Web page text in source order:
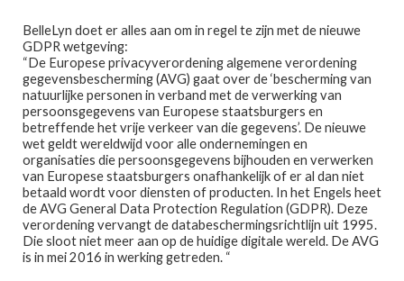
door
naar
navigatie
naar
de
inhoud
Menu
Home
Afspraak maken
Prijslijst
Home PRODUCTEN GETAGGED “LANCÔME”
lancôme
BelleLyn doet er alles aan om in regel te zijn met de nieuwe
GDPR wetgeving:
“De Europese privacyverordening algemene verordening
gegevensbescherming (AVG) gaat over de ‘bescherming van
natuurlijke personen in verband met de verwerking van
persoonsgegevens van Europese staatsburgers en
betreffende het vrije verkeer van die gegevens’. De nieuwe
wet geldt wereldwijd voor alle ondernemingen en
organisaties die persoonsgegevens bijhouden en verwerken
van Europese staatsburgers onafhankelijk of er al dan niet
betaald wordt voor diensten of producten. In het Engels heet
de AVG General Data Protection Regulation (GDPR). Deze
verordening vervangt de databeschermingsrichtlijn uit 1995.
Die sloot niet meer aan op de huidige digitale wereld. De AVG
is in mei 2016 in werking getreden. “